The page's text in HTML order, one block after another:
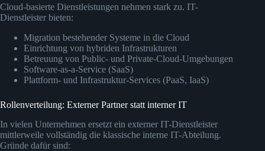
Cloud-basierte Dienstleistungen nehmen stark zu. IT-
Dienstleister bieten:
Migration bestehender Systeme in die Cloud
Einrichtung von hybriden Infrastrukturen
Betreuung von Public- und Private-Cloud-Umgebungen
Software-as-a-Service (SaaS)
Plattform- und Infrastruktur-Services (PaaS, IaaS)
Rollenverteilung: Externer Partner statt interner IT
In vielen Unternehmen ersetzt ein externer IT-Dienstleister
mittlerweile vollständig die klassische interne IT-Abteilung.
Gründe dafür sind: